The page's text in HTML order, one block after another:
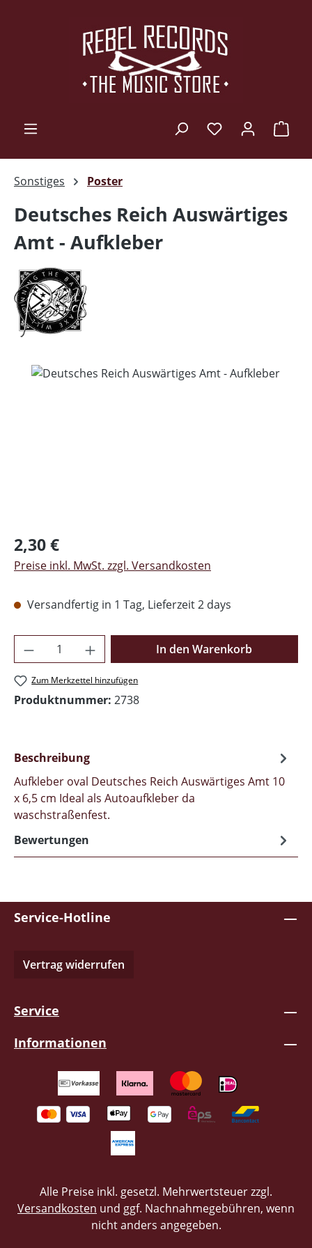
Sonstiges Poster
Deutsches Reich Auswärtiges
Amt - Aufkleber
Regulärer Preis:
2,30 €
Preise inkl. MwSt. zzgl. Versandkosten
Versandfertig in 1 Tag, Lieferzeit 2 days
Produkt Anzahl: Gib den gewünschten
In den Warenkorb
Zum Merkzettel hinzufügen
Produktnummer: 2738
Beschreibung
Aufkleber oval Deutsches Reich Auswärtiges Amt 10
x 6,5 cm Ideal als Autoaufkleber da
waschstraßenfest.
Bewertungen
Service-Hotline
Vertrag widerrufen
Service
Informationen
Alle Preise inkl. gesetzl. Mehrwertsteuer zzgl.
Versandkosten und ggf. Nachnahmegebühren, wenn
nicht anders angegeben.